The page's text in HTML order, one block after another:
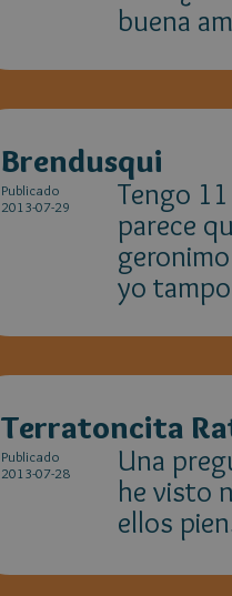
buena
Brendusqui
Publicado
2013-07-29
Tengo
parece
yo
Terratoncita
Publicado
2013-07-28
Una
he visto
ellos